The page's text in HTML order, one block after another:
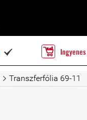

Transzferfólia 69-11